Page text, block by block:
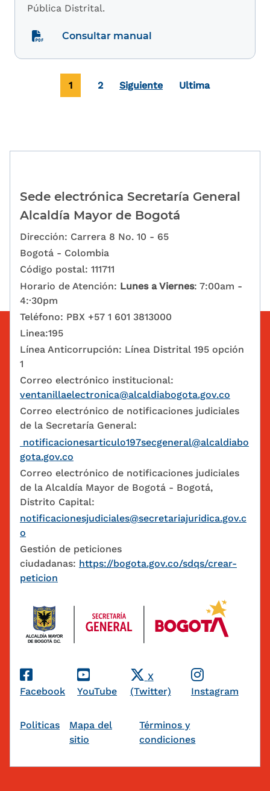
Pública Distrital.
Consultar manual
PaginaciónPágina actual
1 Page
2 Siguiente Última página
Ultima
Sede electrónica Secretaría General
Alcaldía Mayor de Bogotá
Dirección: Carrera 8 No. 10 - 65
Bogotá - Colombia
Código postal: 111711
Horario de Atención: Lunes a Viernes: 7:00am -
4:·30pm
Teléfono: PBX +57 1 601 3813000
Linea:195
Línea Anticorrupción: Línea Distrital 195 opción
1
Correo electrónico institucional:
ventanillaelectronica@alcaldiabogota.gov.co
Correo electrónico de notificaciones judiciales
de la Secretaría General:
notificacionesarticulo197secgeneral@alcaldiabo
gota.gov.co
Correo electrónico de notificaciones judiciales
de la Alcaldía Mayor de Bogotá - Bogotá,
Distrito Capital:
notificacionesjudiciales@secretariajuridica.gov.c
o
Gestión de peticiones
ciudadanas: https://bogota.gov.co/sdqs/crear-
peticion
Redes Sociales
Facebook YouTube
X
(Twitter)
Instagram
Pie de página
Politicas
Mapa del
sitio
Términos y
condiciones